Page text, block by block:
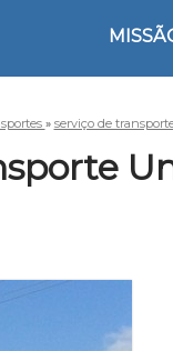
» serviço de